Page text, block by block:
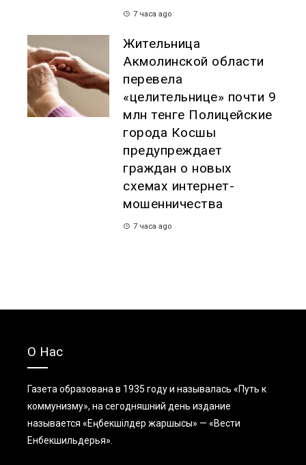
7 часа ago
Жительница
Акмолинской области
перевела
«целительнице» почти 9
млн тенге Полицейские
города Косшы
предупреждает
граждан о новых
схемах интернет-
мошенничества
7 часа ago
О Нас
Газета образована в 1935 году и называлась «Путь к
коммунизму», на сегодняшний день издание
называется «Еңбекшiлдер жаршысы» — «Вести
Енбекшильдерья».